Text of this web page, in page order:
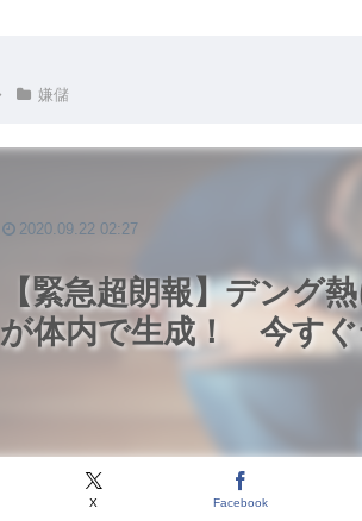
嫌儲
【緊急超朗報】デング
が体内で生成！ 今すぐ
X Facebook
2020.09.22 02:27